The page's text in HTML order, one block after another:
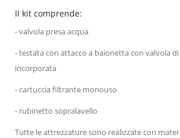
Il kit comprende:
- valvola presa acqua
- testata con attacco a baionetta con valvola
incorporata
- cartuccia filtrante monouso
- rubinetto sopralavello
Tutte le attrezzature sono realizzate con